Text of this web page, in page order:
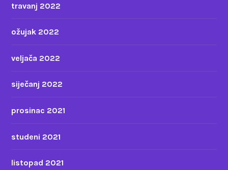
travanj 2022
ožujak 2022
veljača 2022
siječanj 2022
prosinac 2021
studeni 2021
listopad 2021